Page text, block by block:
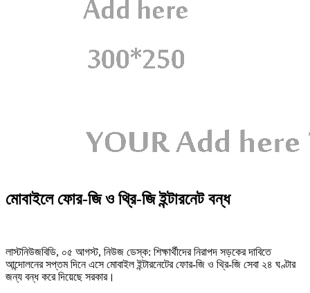
মোবাইলে ফোর-জি ও থ্রি-জি ইন্টারনেট বন্ধ
লাস্টনিউজবিডি, ০৫ আগস্ট, নিউজ ডেস্ক: শিক্ষার্থীদের নিরাপদ সড়কের দাবিতে
আন্দোলনের সপ্তম দিনে এসে মোবাইল ইন্টারনেটের ফোর-জি ও থ্রি-জি সেবা ২৪ ঘণ্টার
জন্য বন্ধ করে দিয়েছে সরকার।